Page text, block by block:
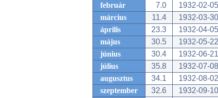
február
7.0
1932-02-05
március
11.4
1932-03-30
április
23.3
1932-04-05
május
30.5
1932-05-22
június
30.4
1932-06-21
július
35.8
1932-07-08
augusztus
34.1
1932-08-02
szeptember
32.6
1932-09-10